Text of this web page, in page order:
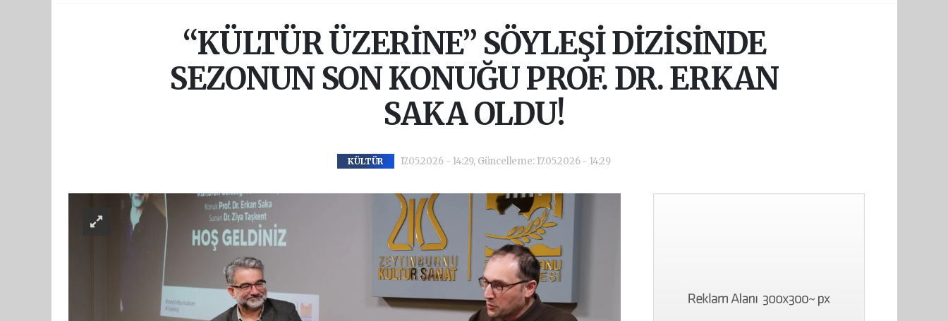
“KÜLTÜR ÜZERİNE” SÖYLEŞİ DİZİSİNDE
SEZONUN SON KONUĞU PROF. DR. ERKAN
SAKA OLDU!
KÜLTÜR 17.05.2026 - 14:29, Güncelleme: 17.05.2026 - 14:29